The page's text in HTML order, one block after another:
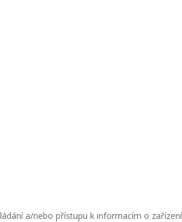
a/nebo přístupu k informacím o